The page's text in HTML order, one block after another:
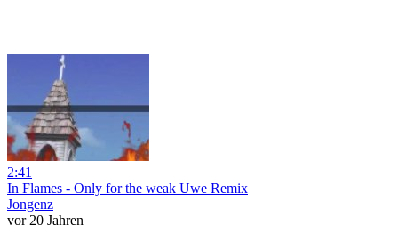
2:41
In Flames - Only for the weak Uwe Remix
Jongenz
vor 20 Jahren